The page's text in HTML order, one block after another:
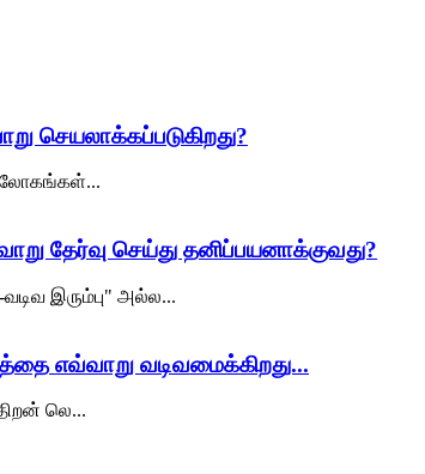
செயலாக்கப்படுகிறது?
தேர்வு செய்து தனிப்பயனாக்குவது?
இரும்பு" அல்ல...
எவ்வாறு வடிவமைக்கிறது...
லெ...